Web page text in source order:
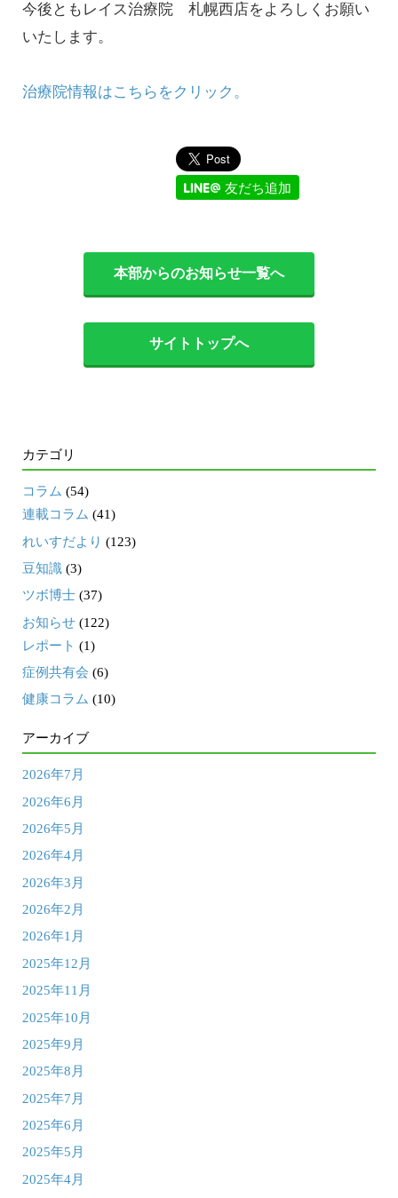
今後ともレイス治療院 札幌西店をよろしくお願い
いたします。
治療院情報はこちらをクリック。
友だち追加
本部からのお知らせ一覧へ
サイトトップへ
カテゴリ
コラム (54)
連載コラム (41)
れいすだより (123)
豆知識 (3)
ツボ博士 (37)
お知らせ (122)
レポート (1)
症例共有会 (6)
健康コラム (10)
アーカイブ
2026年7月
2026年6月
2026年5月
2026年4月
2026年3月
2026年2月
2026年1月
2025年12月
2025年11月
2025年10月
2025年9月
2025年8月
2025年7月
2025年6月
2025年5月
2025年4月